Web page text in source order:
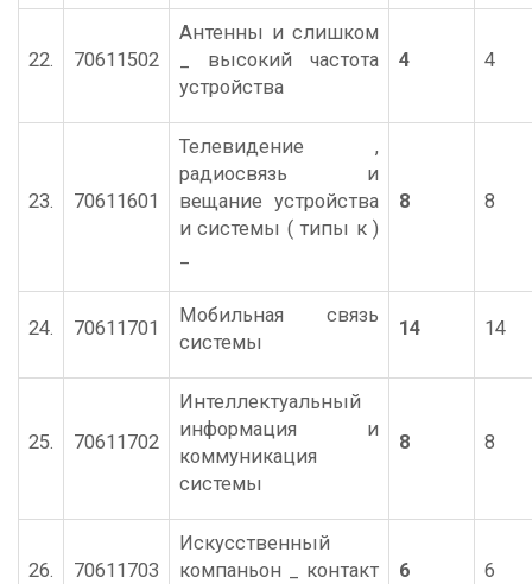
22. 70611502
Антенны и слишком
_ высокий частота
устройства
4 4
23. 70611601
Телевидение ,
радиосвязь и
вещание устройства
и системы ( типы к )
8 8
24. 70611701
Мобильная связь
системы
14 14
25. 70611702
Интеллектуальный
информация и
коммуникация
системы
8 8
26. 70611703
Искусственный
компаньон _ контакт
6 6